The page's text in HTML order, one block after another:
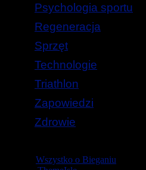
Psychologia sportu
Regeneracja
Sprzęt
Technologie
Triathlon
Zapowiedzi
Zdrowie
Wszystko o Bieganiu